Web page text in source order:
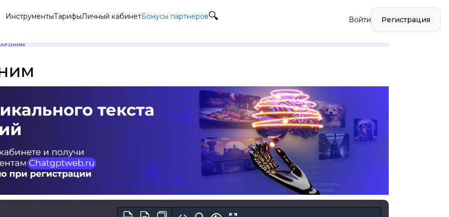
ИнструментыТарифыЛичный кабинетБонусы партнеров Войти Регистрация